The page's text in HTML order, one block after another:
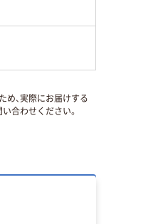
め、実際にお届けする
合わせください。